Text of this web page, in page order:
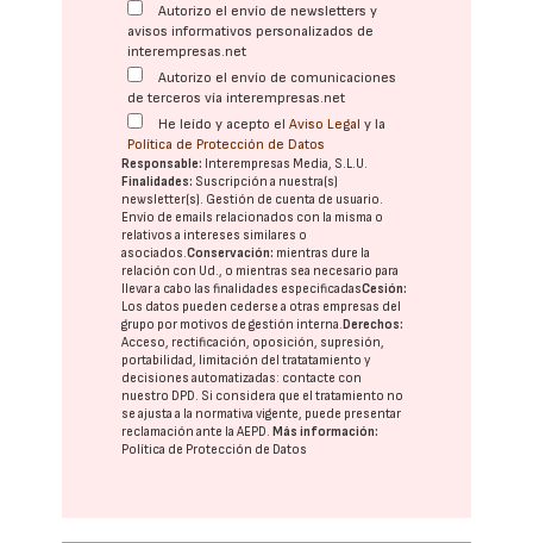
Autorizo el envío de newsletters y
avisos informativos personalizados de
interempresas.net
Autorizo el envío de comunicaciones
de terceros vía interempresas.net
He leído y acepto elAviso Legal y la
Política de Protección de Datos
Responsable: Interempresas Media, S.L.U.
Finalidades: Suscripción a nuestra(s)
newsletter(s). Gestión de cuenta de usuario.
Envío de emails relacionados con la misma o
relativos a intereses similares o
asociados.Conservación: mientras dure la
relación con Ud., o mientras sea necesario para
llevar a cabo las finalidades especificadasCesión:
Los datos pueden cederse a otras empresas del
grupo por motivos de gestión interna.Derechos:
Acceso, rectificación, oposición, supresión,
portabilidad, limitación del tratatamiento y
decisiones automatizadas: contacte con
nuestro DPD. Si considera que el tratamiento no
se ajusta a la normativa vigente, puede presentar
reclamación ante laAEPD.Más información:
Política de Protección de Datos